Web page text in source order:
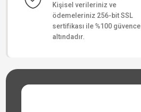
Kişisel verileriniz ve
ödemeleriniz 256-bit SSL
sertifikası ile %100 güvence
altındadır.